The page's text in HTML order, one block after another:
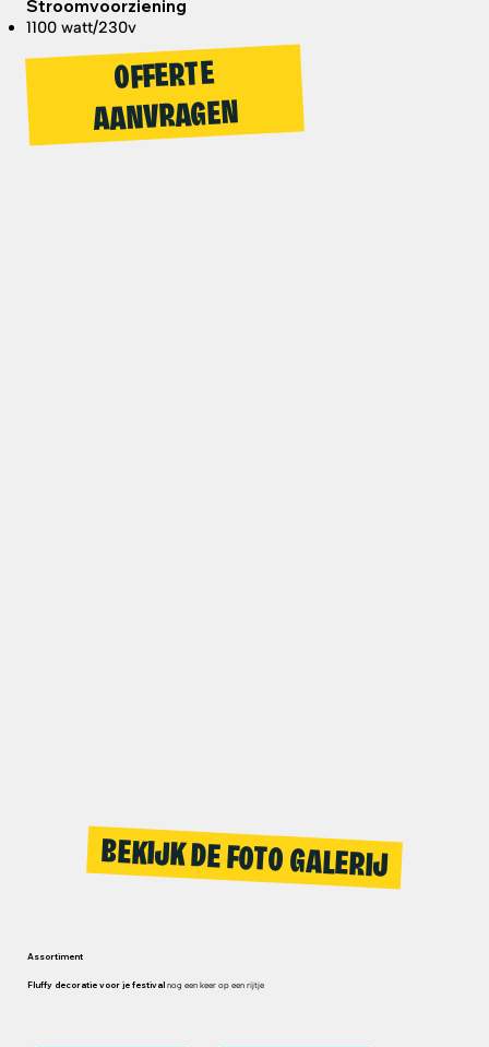
​Stroomvoorziening
1100 watt/230v​
OFFERTE
AANVRAGEN
BEKIJK DE FOTO GALERIJ
Assortiment
Fluffy decoratie voor je festival nog een keer op een rijtje